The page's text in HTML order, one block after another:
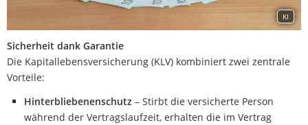
KI
Sicherheit dank Garantie
Die Kapitallebensversicherung (KLV) kombiniert zwei zentrale
Vorteile:
Hinterbliebenenschutz – Stirbt die versicherte Person
während der Vertragslaufzeit, erhalten die im Vertrag